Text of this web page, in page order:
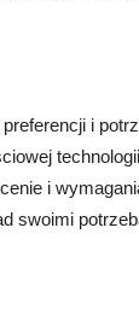
i
i
swoimi